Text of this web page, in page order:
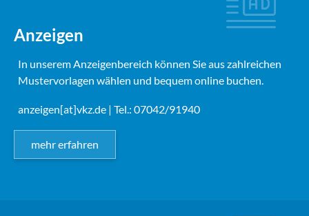
Anzeigen
In unserem Anzeigenbereich können Sie aus zahlreichen
Mustervorlagen wählen und bequem online buchen.
anzeigen[at]vkz.de | Tel.: 07042/91940
mehr erfahren